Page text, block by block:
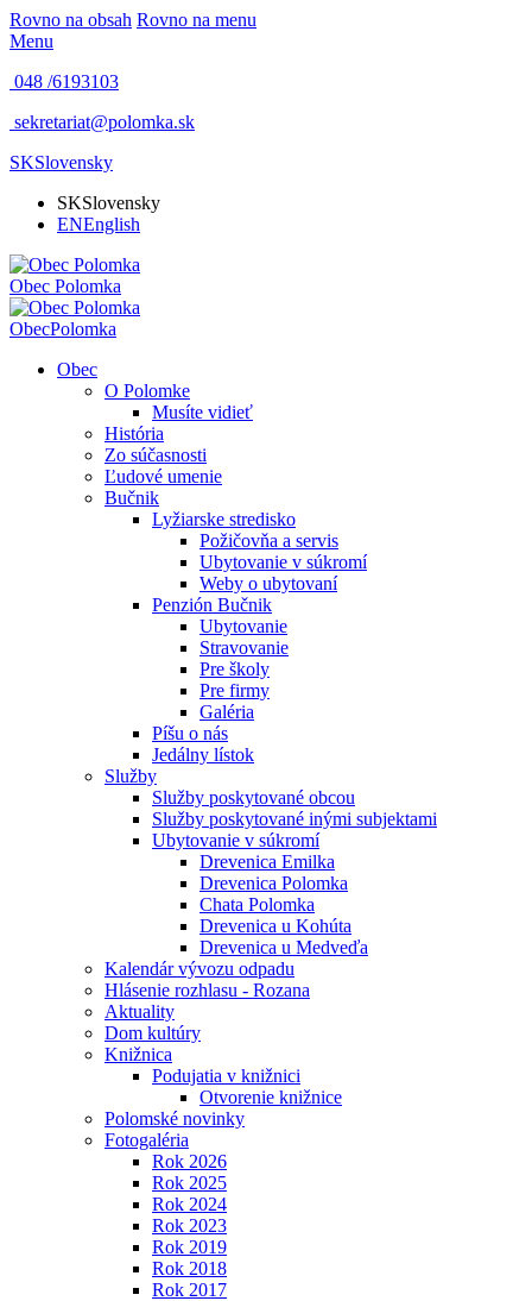
Rovno na obsah Rovno na menu
Menu
048 /6193103
sekretariat@polomka.sk
SKSlovensky
SKSlovensky
ENEnglish
Obec Polomka
ObecPolomka
Obec
O Polomke
Musíte vidieť
História
Zo súčasnosti
Ľudové umenie
Bučnik
Lyžiarske stredisko
Požičovňa a servis
Ubytovanie v súkromí
Weby o ubytovaní
Penzión Bučnik
Ubytovanie
Stravovanie
Pre školy
Pre firmy
Galéria
Píšu o nás
Jedálny lístok
Služby
Služby poskytované obcou
Služby poskytované inými subjektami
Ubytovanie v súkromí
Drevenica Emilka
Drevenica Polomka
Chata Polomka
Drevenica u Kohúta
Drevenica u Medveďa
Kalendár vývozu odpadu
Hlásenie rozhlasu - Rozana
Aktuality
Dom kultúry
Knižnica
Podujatia v knižnici
Otvorenie knižnice
Polomské novinky
Fotogaléria
Rok 2026
Rok 2025
Rok 2024
Rok 2023
Rok 2019
Rok 2018
Rok 2017